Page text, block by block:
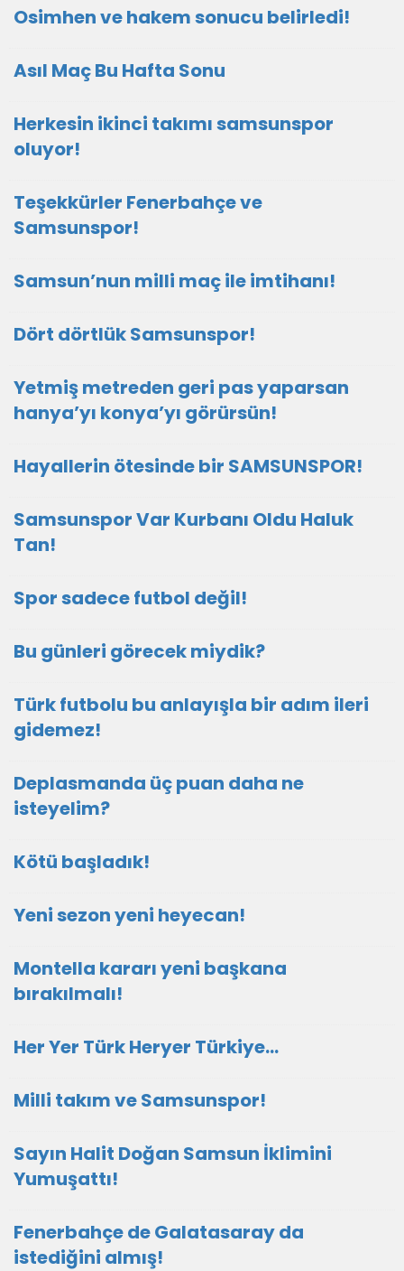
Osimhen ve hakem sonucu belirledi!
Asıl Maç Bu Hafta Sonu
Herkesin ikinci takımı samsunspor
oluyor!
Teşekkürler Fenerbahçe ve
Samsunspor!
Samsun’nun milli maç ile imtihanı!
Dört dörtlük Samsunspor!
Yetmiş metreden geri pas yaparsan
hanya’yı konya’yı görürsün!
Hayallerin ötesinde bir SAMSUNSPOR!
Samsunspor Var Kurbanı Oldu Haluk
Tan!
Spor sadece futbol değil!
Bu günleri görecek miydik?
Türk futbolu bu anlayışla bir adım ileri
gidemez!
Deplasmanda üç puan daha ne
isteyelim?
Kötü başladık!
Yeni sezon yeni heyecan!
Montella kararı yeni başkana
bırakılmalı!
Her Yer Türk Heryer Türkiye…
Milli takım ve Samsunspor!
Sayın Halit Doğan Samsun İklimini
Yumuşattı!
Fenerbahçe de Galatasaray da
istediğini almış!